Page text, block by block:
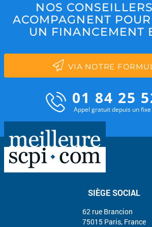
NOS
ACOMPAGNENT
UN FINANCEMENT
VIA NOTRE
01 84 25
Appel gratuit depuis un fixe
SIÈGE SOCIAL
62 rue Brancion
75015 Paris, France